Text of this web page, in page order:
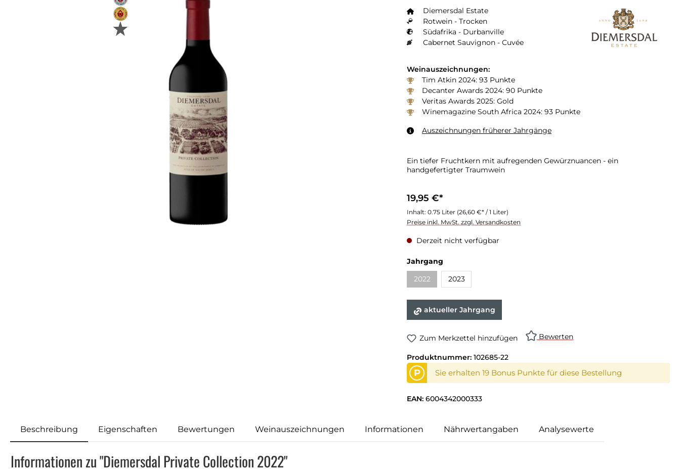
Diemersdal Estate
Rotwein - Trocken
Südafrika - Durbanville
Cabernet Sauvignon - Cuvée
Weinauszeichnungen:
Tim Atkin 2024: 93 Punkte
Decanter Awards 2024: 90 Punkte
Veritas Awards 2025: Gold
Winemagazine South Africa 2024: 93 Punkte
Auszeichnungen früherer Jahrgänge
Ein tiefer Fruchtkern mit aufregenden Gewürznuancen - ein
handgefertigter Traumwein
19,95 €*
Inhalt: 0.75 Liter (26,60 €* / 1 Liter)
Preise inkl. MwSt. zzgl. Versandkosten
Derzeit nicht verfügbar
Jahrgang
2022
2023
aktueller Jahrgang
Zum Merkzettel hinzufügen Bewerten
Produktnummer: 102685-22
P Sie erhalten 19 Bonus Punkte für diese Bestellung
EAN: 6004342000333
Beschreibung Eigenschaften Bewertungen Weinauszeichnungen Informationen Nährwertangaben Analysewerte
Informationen zu "Diemersdal Private Collection 2022"